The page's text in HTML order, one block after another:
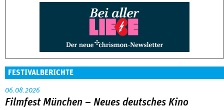
FESTIVALBERICHTE
06.08.2026
Filmfest München – Neues deutsches Kino